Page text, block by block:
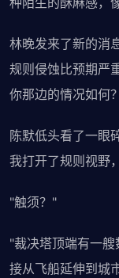
林晚发来了新的消
规则侵蚀比预期严
你那边的情况如何
陈默低头看了一眼
我打开了规则视野
"触须？"
"裁决塔顶端有一
接从飞船延伸到城